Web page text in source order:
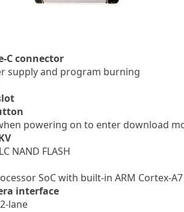
C connector
supply and program burning
powering on to enter download
NAND FLASH
SoC with built-in ARM Cortex-
interface
lane